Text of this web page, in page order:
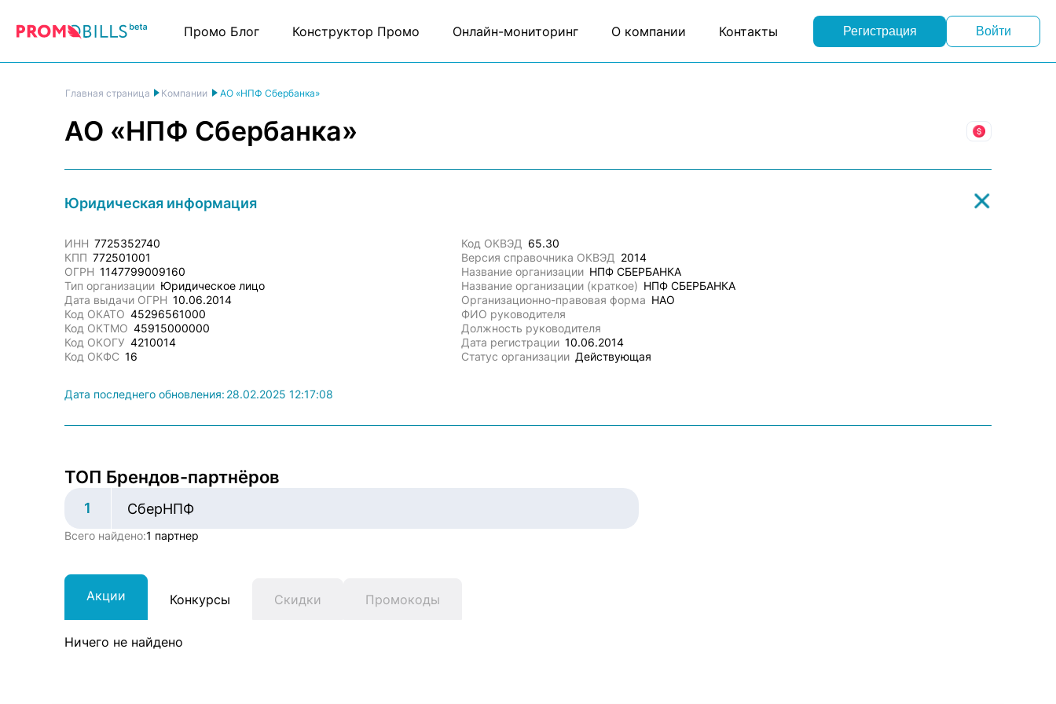
Промо Блог Конструктор Промо Онлайн-мониторинг О компании Контакты Регистрация Войти
Главная страница Компании АО «НПФ Сбербанка»
АО «НПФ Сбербанка»
Юридическая информация
ИНН 7725352740
КПП 772501001
ОГРН 1147799009160
Тип организации Юридическое лицо
Дата выдачи ОГРН 10.06.2014
Код ОКАТО 45296561000
Код ОКТМО 45915000000
Код ОКОГУ 4210014
Код ОКФС 16
Код ОКВЭД 65.30
Версия справочника ОКВЭД 2014
Название организации НПФ СБЕРБАНКА
Название организации (краткое) НПФ СБЕРБАНКА
Организационно-правовая форма НАО
ФИО руководителя
Должность руководителя
Дата регистрации 10.06.2014
Статус организации Действующая
Дата последнего обновления: 28.02.2025 12:17:08
ТОП Брендов-партнёров
1 СберНПФ
Всего найдено:1 партнер
Акции Конкурсы Скидки Промокоды
Ничего не найдено